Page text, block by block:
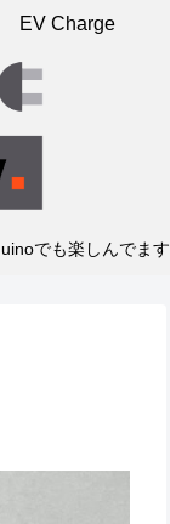
でも楽しんでます
EV Charge